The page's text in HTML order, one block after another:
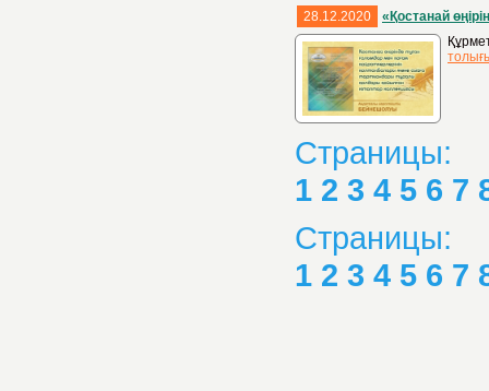
28.12.2020
«Қостанай
Страницы:
1 2 3 4 5 6 7
Страницы:
1 2 3 4 5 6 7